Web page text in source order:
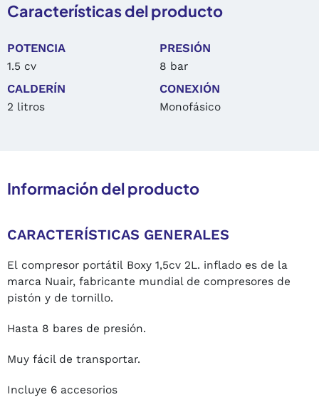
Características del producto
POTENCIA
1.5 cv
PRESIÓN
8 bar
CALDERÍN
2 litros
CONEXIÓN
Monofásico
Información del producto
CARACTERÍSTICAS GENERALES
El compresor portátil Boxy 1,5cv 2L. inflado es de la
marca Nuair, fabricante mundial de compresores de
pistón y de tornillo.
Hasta 8 bares de presión.
Muy fácil de transportar.
Incluye 6 accesorios